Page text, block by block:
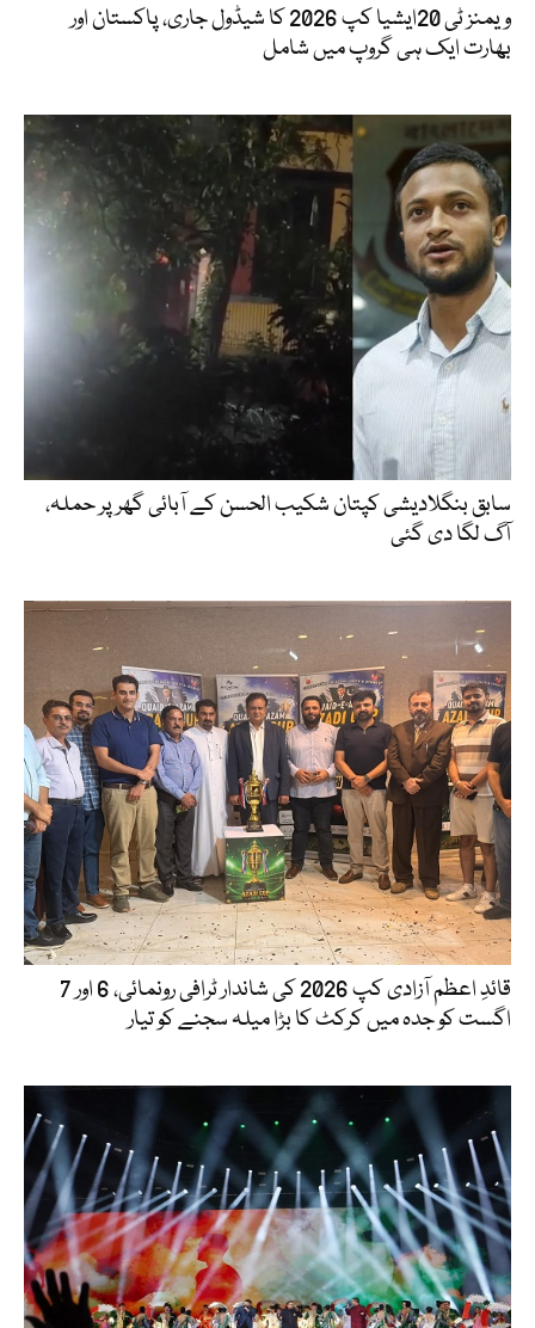
ویمنز ٹی 20ایشیا کپ 2026 کا شیڈول جاری، پاکستان اور
بھارت ایک ہی گروپ میں شامل
سابق بنگلادیشی کپتان شکیب الحسن کے آبائی گھر پر حملہ،
آگ لگا دی گئی
قائدِ اعظم آزادی کپ 2026 کی شاندار ٹرافی رونمائی، 6 اور 7
اگست کو جدہ میں کرکٹ کا بڑا میلہ سجنے کو تیار